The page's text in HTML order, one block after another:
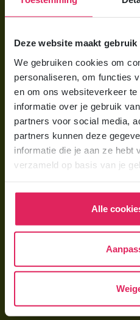
Deze website maakt
We gebruiken cookies om
personaliseren, om functies
en om ons websiteverkeer
informatie over je gebruik
partners voor social media,
partners kunnen deze
informatie die je aan ze hebt
verzameld op basis van je
Alle
Wat kost een gastouder?
Voor gastouders
Gastouder worden bij 4Kids
Opleiding tot gastouder